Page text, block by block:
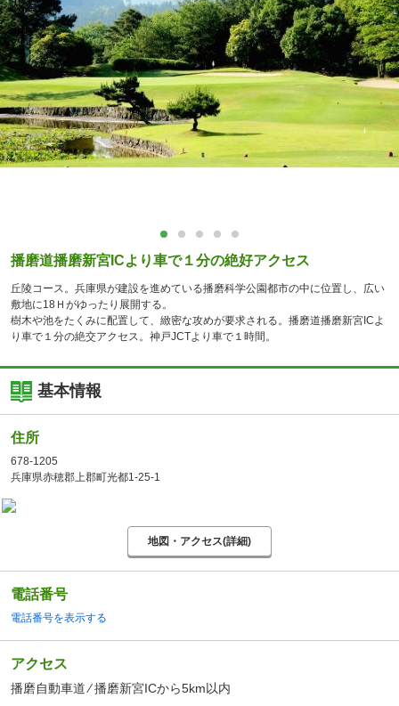
播磨道播磨新宮ICより車で１分の絶好アクセス
丘陵コース。兵庫県が建設を進めている播磨科学公園都市の中に位置し、広い
敷地に18Ｈがゆったり展開する。
樹木や池をたくみに配置して、緻密な攻めが要求される。播磨道播磨新宮ICよ
り車で１分の絶交アクセス。神戸JCTより車で１時間。
基本情報
住所
678-1205
兵庫県赤穂郡上郡町光都1-25-1
地図・アクセス(詳細)
電話番号
電話番号を表示する
アクセス
播磨自動車道 ⁄ 播磨新宮ICから5km以内